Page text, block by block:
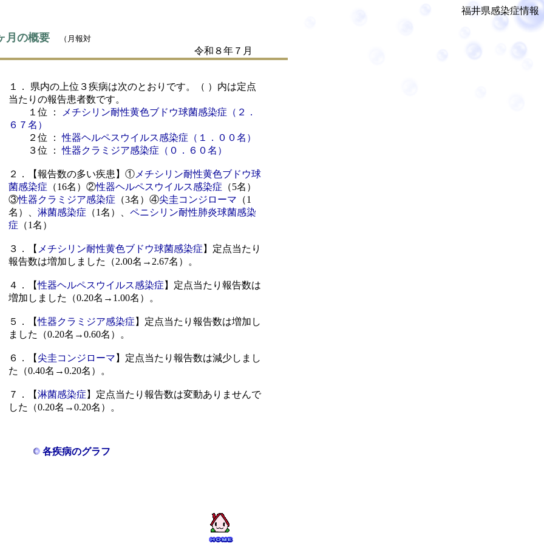
福井県感染症情報
月の概要 （月報対
令和８年７月
１． 県内の上位３疾病は次のとおりです。（ ）内は定点
当たりの報告患者数です。
１位 ：
メチシリン耐性黄色ブドウ球菌感染症（２．
６７名）
２位 ：性器ヘルペスウイルス感染症（１．００名）
３位 ：性器クラミジア感染症（０．６０名）
２．【報告数の多い疾患】① メチシリン耐性黄色ブドウ球
菌感染症 （16名）②性器ヘルペスウイルス感染症 （5名）
③性器クラミジア感染症 （3名）④尖圭コンジローマ （1
名）、 淋菌感染症 （1名）、 ペニシリン耐性肺炎球菌感染
症 （1名）
３．【 メチシリン耐性黄色ブドウ球菌感染症 】定点当たり
報告数は増加しました（2.00名→2.67名）。
４．【性器ヘルペスウイルス感染症 】定点当たり報告数は
増加しました（0.20名→1.00名）。
５．【性器クラミジア感染症 】定点当たり報告数は増加し
ました（0.20名→0.60名）。
６．【 尖圭コンジローマ 】定点当たり報告数は減少しまし
た（0.40名→0.20名）。
７．【淋菌感染症 】定点当たり報告数は変動ありませんで
した（0.20名→0.20名）。
各疾病のグラフ